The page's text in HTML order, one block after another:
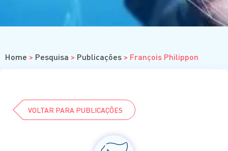
Home > Pesquisa > Publicações > François Philippon
VOLTAR PARA PUBLICAÇÕES